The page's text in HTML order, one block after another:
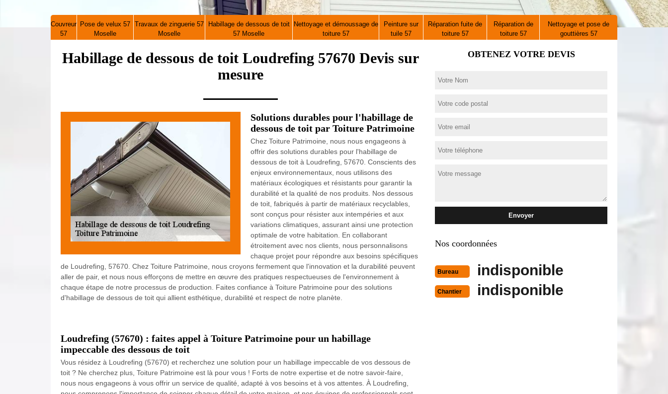
Couvreur
57
Pose de velux 57
Moselle
Travaux de zinguerie 57
Moselle
Habillage de dessous de toit
57 Moselle
Nettoyage et démoussage de
toiture 57
Peinture sur
tuile 57
Réparation fuite de
toiture 57
Réparation de
toiture 57
Nettoyage et pose de
gouttières 57
Habillage de dessous de toit Loudrefing 57670 Devis sur
mesure
Solutions durables pour l'habillage de
dessous de toit par Toiture Patrimoine
Chez Toiture Patrimoine, nous nous engageons à
offrir des solutions durables pour l'habillage de
dessous de toit à Loudrefing, 57670. Conscients des
enjeux environnementaux, nous utilisons des
matériaux écologiques et résistants pour garantir la
durabilité et la qualité de nos produits. Nos dessous
de toit, fabriqués à partir de matériaux recyclables,
sont conçus pour résister aux intempéries et aux
variations climatiques, assurant ainsi une protection
optimale de votre habitation. En collaborant
étroitement avec nos clients, nous personnalisons
chaque projet pour répondre aux besoins spécifiques
de Loudrefing, 57670. Chez Toiture Patrimoine, nous croyons fermement que l'innovation et la durabilité peuvent
aller de pair, et nous nous efforçons de mettre en œuvre des pratiques respectueuses de l'environnement à
chaque étape de notre processus de production. Faites confiance à Toiture Patrimoine pour des solutions
d'habillage de dessous de toit qui allient esthétique, durabilité et respect de notre planète.
Loudrefing (57670) : faites appel à Toiture Patrimoine pour un habillage
impeccable des dessous de toit
Vous résidez à Loudrefing (57670) et recherchez une solution pour un habillage impeccable de vos dessous de
toit ? Ne cherchez plus, Toiture Patrimoine est là pour vous ! Forts de notre expertise et de notre savoir-faire,
nous nous engageons à vous offrir un service de qualité, adapté à vos besoins et à vos attentes. À Loudrefing,
OBTENEZ VOTRE DEVIS
Nos coordonnées
Bureau indisponible
Chantier indisponible